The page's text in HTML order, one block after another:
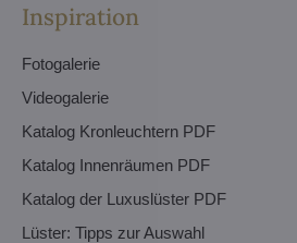
Inspiration
Fotogalerie
Videogalerie
Katalog Kronleuchtern PDF
Katalog Innenräumen PDF
Katalog der Luxuslüster PDF
Lüster: Tipps zur Auswahl